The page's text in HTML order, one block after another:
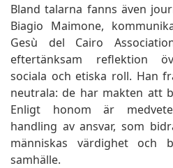
Bland talarna fanns även
Biagio Maimone,
Gesù del Cairo
eftertänksam reflektion
sociala och etiska roll. Han
neutrala: de har makten att
Enligt honom är
handling av ansvar, som
människas värdighet och
samhälle.